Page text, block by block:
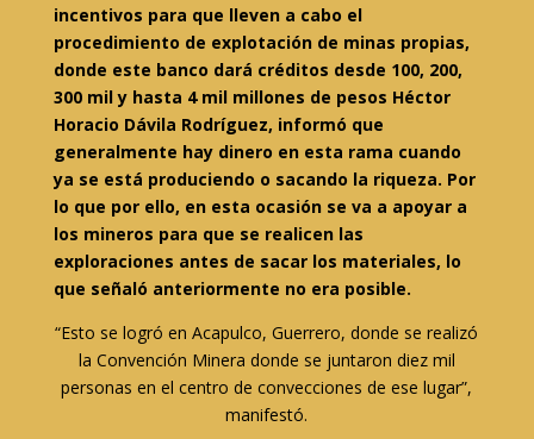
incentivos para que lleven a cabo el
procedimiento de explotación de minas propias,
donde este banco dará créditos desde 100, 200,
300 mil y hasta 4 mil millones de pesos Héctor
Horacio Dávila Rodríguez, informó que
generalmente hay dinero en esta rama cuando
ya se está produciendo o sacando la riqueza. Por
lo que por ello, en esta ocasión se va a apoyar a
los mineros para que se realicen las
exploraciones antes de sacar los materiales, lo
que señaló anteriormente no era posible.
“Esto se logró en Acapulco, Guerrero, donde se realizó
la Convención Minera donde se juntaron diez mil
personas en el centro de convecciones de ese lugar”,
manifestó.